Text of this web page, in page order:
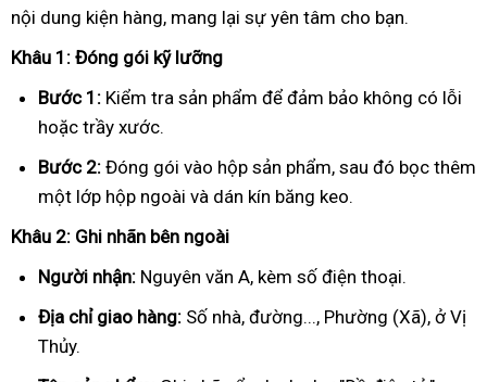
nội dung kiện hàng, mang lại sự yên tâm cho bạn.
Khâu 1: Đóng gói kỹ lưỡng
Bước 1: Kiểm tra sản phẩm để đảm bảo không có lỗi
hoặc trầy xước.
Bước 2: Đóng gói vào hộp sản phẩm, sau đó bọc thêm
một lớp hộp ngoài và dán kín băng keo.
Khâu 2: Ghi nhãn bên ngoài
Người nhận: Nguyên văn A, kèm số điện thoại.
Địa chỉ giao hàng: Số nhà, đường..., Phường (Xã), ở Vị
Thủy.